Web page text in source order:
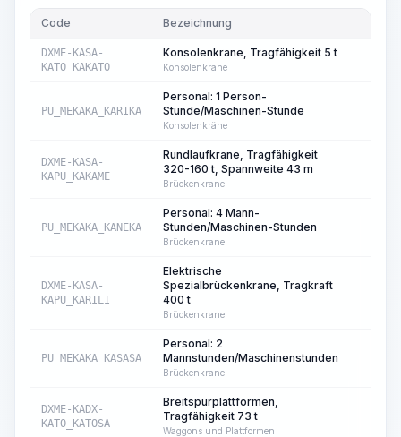
Code Bezeichnung
DXME-KASA-
KATO_KAKATO
Konsolenkrane, Tragfähigkeit 5 t
Konsolenkräne
PU_MEKAKA_KARIKA
Personal: 1 Person-
Stunde/Maschinen-Stunde
Konsolenkräne
DXME-KASA-
KAPU_KAKAME
Rundlaufkrane, Tragfähigkeit
320-160 t, Spannweite 43 m
Brückenkrane
PU_MEKAKA_KANEKA
Personal: 4 Mann-
Stunden/Maschinen-Stunden
Brückenkrane
DXME-KASA-
KAPU_KARILI
Elektrische
Spezialbrückenkrane, Tragkraft
400 t
Brückenkrane
PU_MEKAKA_KASASA
Personal: 2
Mannstunden/Maschinenstunden
Brückenkrane
DXME-KADX-
KATO_KATOSA
Breitspurplattformen,
Tragfähigkeit 73 t
Waggons und Plattformen